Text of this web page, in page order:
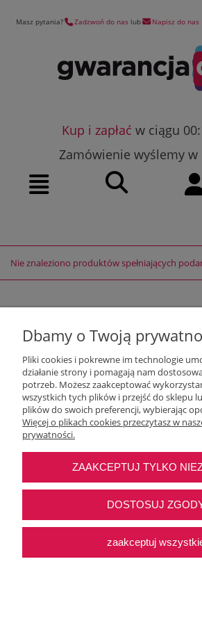
Masz pytania? Zadzwoń do nas lub Napisz do nas
Kup i zapłać w ciągu
Zamówienie wyślemy w
Nie znaleziono produktów spełniających
Moje konto
Najczęstsze
Pomoc
Dbamy o Twoją
Pliki cookies i pokrewne im technologie
działanie strony i pomagają nam
potrzeb. Możesz zaakceptować
wszystkich tych plików i przejść do sklepu
plików do swoich preferencji, wybierając
Więcej o plikach cookies przeczytasz w
prywatności.
ZAAKCEPTUJ TYLKO
DOSTOSUJ
zaakceptuj